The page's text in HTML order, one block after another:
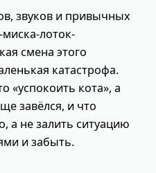
звуков и привычных
лоток-
смена этого
катастрофа.
«успокоить кота», а
завёлся, и что
а не залить ситуацию
и забыть.